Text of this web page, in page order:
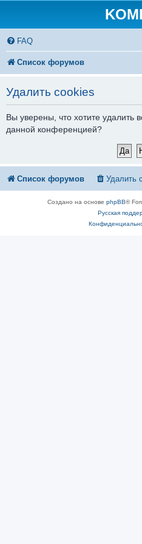
FAQ
Список форумов
Удалить cookies
Вы уверены, что хотите удалить
данной конференцией?
Список форумов Удалить
Создано на основе phpBB®
Русская